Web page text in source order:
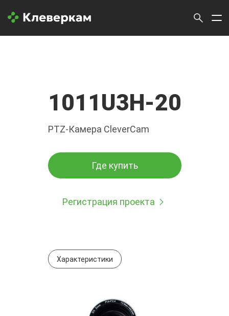
1011U3H-20
PTZ-Камера CleverCam
Где купить
Регистрация проекта
Характеристики